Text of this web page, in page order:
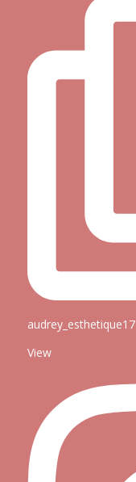
audrey_esthetique17
View